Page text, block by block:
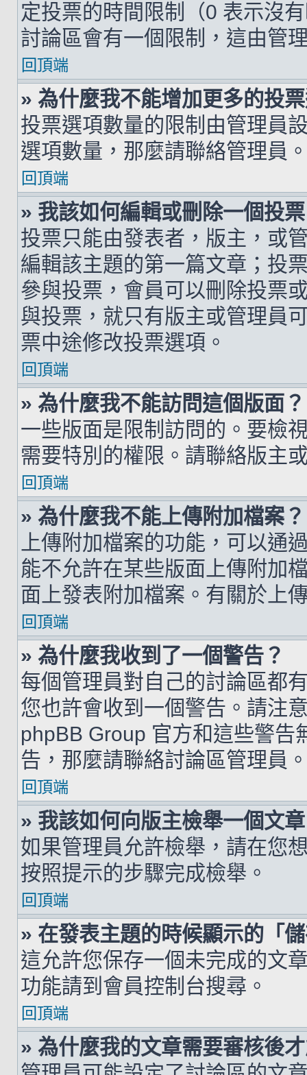
定投票的時間限制（0 表示沒
討論區會有一個限制，這由管
回頂端
» 為什麼我不能增加更多的投
投票選項數量的限制由管理員
選項數量，那麼請聯絡管理員
回頂端
» 我該如何編輯或刪除一個投
投票只能由發表者，版主，或
編輯該主題的第一篇文章；投
參與投票，會員可以刪除投票
與投票，就只有版主或管理員
票中途修改投票選項。
回頂端
» 為什麼我不能訪問這個版面？
一些版面是限制訪問的。要檢
需要特別的權限。請聯絡版主
回頂端
» 為什麼我不能上傳附加檔案？
上傳附加檔案的功能，可以通
能不允許在某些版面上傳附加
面上發表附加檔案。有關於上
回頂端
» 為什麼我收到了一個警告？
每個管理員對自己的討論區都
您也許會收到一個警告。請注
phpBB Group 官方和這些警告
告，那麼請聯絡討論區管理員
回頂端
» 我該如何向版主檢舉一個文
如果管理員允許檢舉，請在您
按照提示的步驟完成檢舉。
回頂端
» 在發表主題的時候顯示的「
這允許您保存一個未完成的文
功能請到會員控制台搜尋。
回頂端
» 為什麼我的文章需要審核後